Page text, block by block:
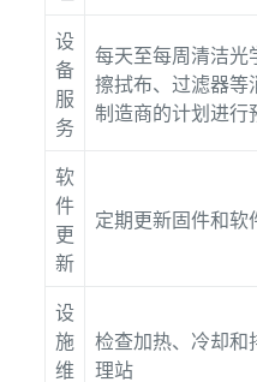
设
备
服
务
每天至每周清洁光
擦拭布、过滤器等
制造商的计划进行
软
件
更
新
定期更新固件和软
设
施
维
检查加热、冷却和
理站